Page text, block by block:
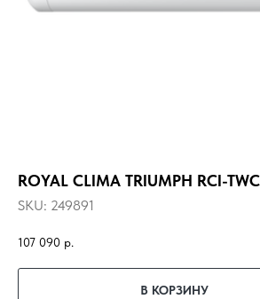
ROYAL CLIMA TRIUMPH RCI-
SKU: 249891
107 090 р.
В КОРЗИНУ